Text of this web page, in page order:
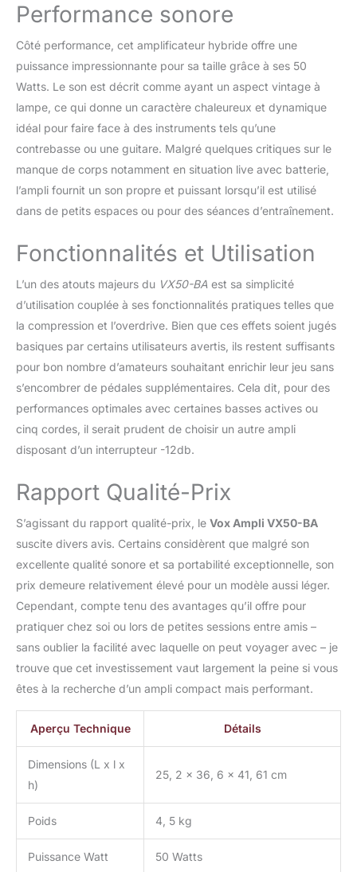
un effet compresseur
basses et un effet
d'overdrive qui fournit
tout, du grain subtil à
l'overdrive à gain élevé
ensemble complet de
prises d'entrée/sortie, y
compris une prise AUX
IN, une prise casque et
une connexion directe à
sonorisation
Performance sonore
Côté performance, cet amplificateur hybride offre une
puissance impressionnante pour sa taille grâce à ses 50
Watts. Le son est décrit comme ayant un aspect vintage à
lampe, ce qui donne un caractère chaleureux et dynamique
idéal pour faire face à des instruments tels qu’une
contrebasse ou une guitare. Malgré quelques critiques sur le
manque de corps notamment en situation live avec batterie,
l’ampli fournit un son propre et puissant lorsqu’il est utilisé
dans de petits espaces ou pour des séances d’entraînement.
Fonctionnalités et Utilisation
L’un des atouts majeurs du VX50-BA est sa simplicité
d’utilisation couplée à ses fonctionnalités pratiques telles que
la compression et l’overdrive. Bien que ces effets soient jugés
basiques par certains utilisateurs avertis, ils restent suffisants
pour bon nombre d’amateurs souhaitant enrichir leur jeu sans
s’encombrer de pédales supplémentaires. Cela dit, pour des
performances optimales avec certaines basses actives ou
cinq cordes, il serait prudent de choisir un autre ampli
disposant d’un interrupteur -12db.
Rapport Qualité-Prix
S’agissant du rapport qualité-prix, le Vox Ampli VX50-BA
suscite divers avis. Certains considèrent que malgré son
excellente qualité sonore et sa portabilité exceptionnelle, son
prix demeure relativement élevé pour un modèle aussi léger.
Cependant, compte tenu des avantages qu’il offre pour
pratiquer chez soi ou lors de petites sessions entre amis –
sans oublier la facilité avec laquelle on peut voyager avec – je
trouve que cet investissement vaut largement la peine si vous
êtes à la recherche d’un ampli compact mais performant.
Aperçu Technique Détails
Dimensions (L x l x
h)
25, 2 x 36, 6 x 41, 61 cm
Poids 4, 5 kg
Puissance Watt 50 Watts